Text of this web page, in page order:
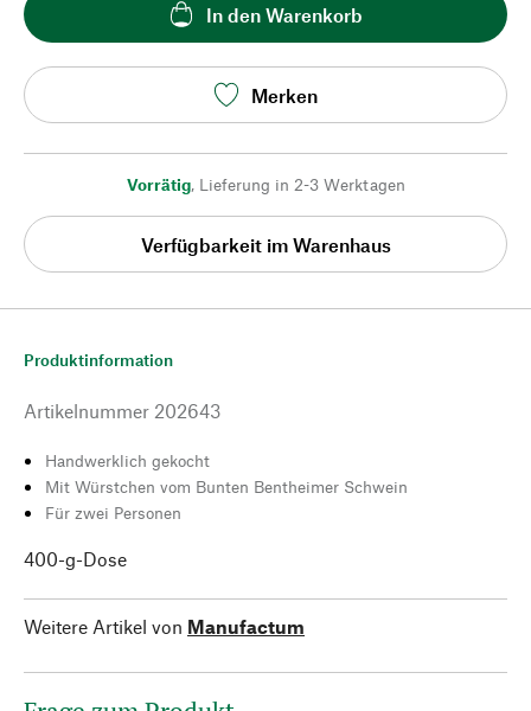
In den Warenkorb
Merken
Vorrätig, Lieferung in 2-3 Werktagen
Verfügbarkeit im Warenhaus
Produktinformation
Artikelnummer 202643
Handwerklich gekocht
Mit Würstchen vom Bunten Bentheimer Schwein
Für zwei Personen
400-g-Dose
Weitere Artikel von Manufactum